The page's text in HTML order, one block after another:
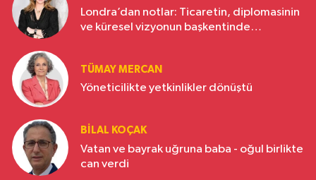
Londra’dan notlar: Ticaretin, diplomasinin
ve küresel vizyonun başkentinde
TÜMAY MERCAN
Yöneticilikte yetkinlikler dönüştü
BILAL KOÇAK
Vatan ve bayrak uğruna baba - oğul birlikte
can verdi